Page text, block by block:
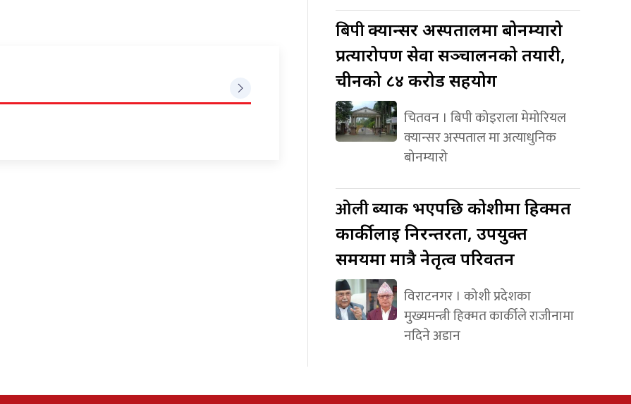
बिपीक्यान्सर अस्पतालमा बोनम्यारो
प्रत्यारोपण सेवा सञ्चालनको तयारी,
चीनको ८४ करोड सहयोग
चितवन । बिपी कोइराला मेमोरियल
क्यान्सर अस्पताल मा अत्याधुनिक
बोनम्यारो
ओलीब्याक भएपछि कोशीमा हिक्मत
कार्कीलाई निरन्तरता, उपयुक्त
समयमा मात्रै नेतृत्व परिवर्तन
विराटनगर । कोशी प्रदेशका
मुख्यमन्त्री हिक्मत कार्कीले राजीनामा
नदिने अडान